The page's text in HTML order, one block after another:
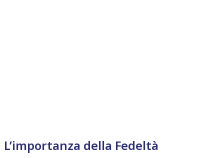
L’importanza della Fedeltà